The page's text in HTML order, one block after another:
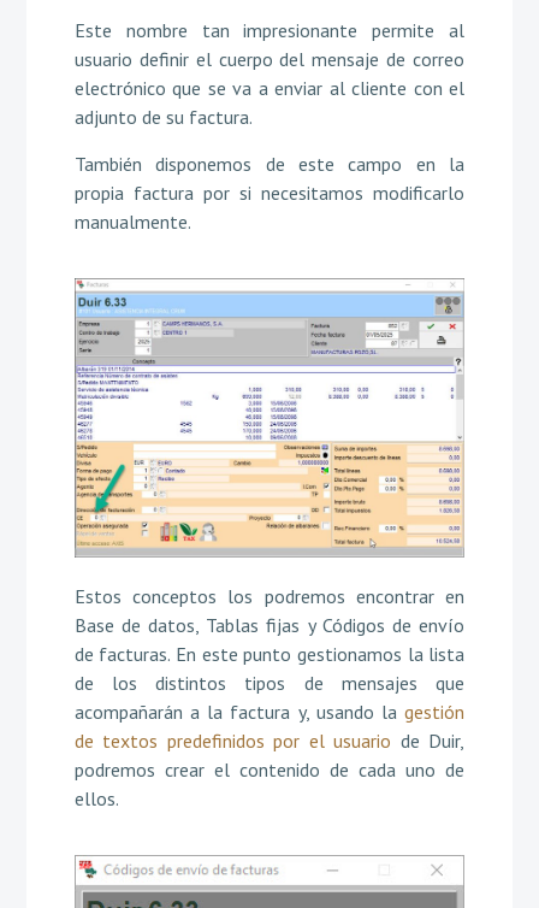
Este nombre tan impresionante permite al
usuario definir el cuerpo del mensaje de correo
electrónico que se va a enviar al cliente con el
adjunto de su factura.
También disponemos de este campo en la
propia factura por si necesitamos modificarlo
manualmente.
Estos conceptos los podremos encontrar en
Base de datos, Tablas fijas y Códigos de envío
de facturas. En este punto gestionamos la lista
de los distintos tipos de mensajes que
acompañarán a la factura y, usando lagestión
de textos predefinidos por el usuario de Duir,
podremos crear el contenido de cada uno de
ellos.